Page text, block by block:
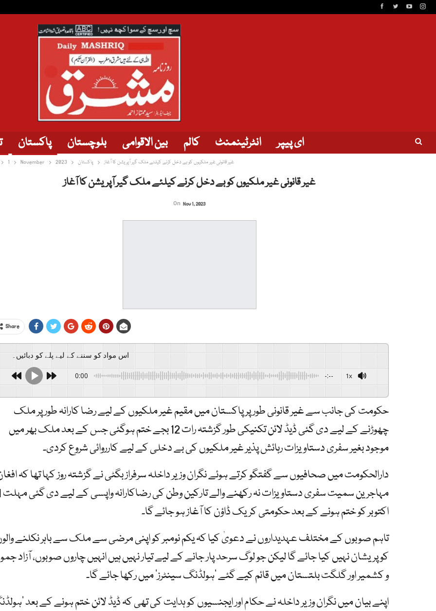
پاکستان بلوچستان بین الاقوامی کالم انٹرٹینمنٹ ای پیپر
1 November 2023 پاکستان غیر قانونی غیر ملکیوں کو بے دخل کرنے کیلئے ملک گیر آپریشن کا آغاز
غیر قانونی غیر ملکیوں کو بے دخل کرنے کیلئے ملک گیر آپریشن کا آغاز
On Nov 1, 2023
Share
اس مواد کو سننے کے لیے پلے کو دبائیں۔
0:00 -:-- 1x
حکومت کی جانب سے غیر قانونی طور پر پاکستان میں مقیم غیر ملکیوں کے لیے رضا کارانہ طور پر ملک
چھوڑنے کے لیے دی گئی ڈیڈ لائن تکنیکی طور گزشتہ رات 12 بجے ختم ہوگئی جس کے بعد ملک بھر میں
موجود بغیر سفری دستاویزات رہائش پذیر غیر ملکیوں کی بے دخلی کے لیے کارروائی شروع کردی۔
دارالحکومت میں صحافیوں سے گفتگو کرتے ہوئے نگران وزیر داخلہ سرفراز بگٹی نے گزشتہ روز کہا تھا کہ
اکتوبر کو ختم ہونے کے بعد حکومتی کریک ڈاؤن کا آغاز ہو جائے گا۔
تاہم صوبوں کے مختلف عہدیداروں نے دعویٰ کیا کہ یکم نومبر کو اپنی مرضی سے ملک سے باہر نکلنے
کو پریشان نہیں کیا جائے گا لیکن جو لوگ سرحد پار جانے کے لیے تیار نہیں ہیں انہیں چاروں صوبوں، آزاد
و کشمیر اور گلگت بلتستان میں قائم کیے گئے ’ہولڈنگ سینٹرز‘ میں رکھا جائے گا۔
اپنے بیان میں نگران وزیر داخلہ نے حکام اور ایجنسیوں کو ہدایت کی تھی کہ ڈیڈ لائن ختم ہونے کے بعد